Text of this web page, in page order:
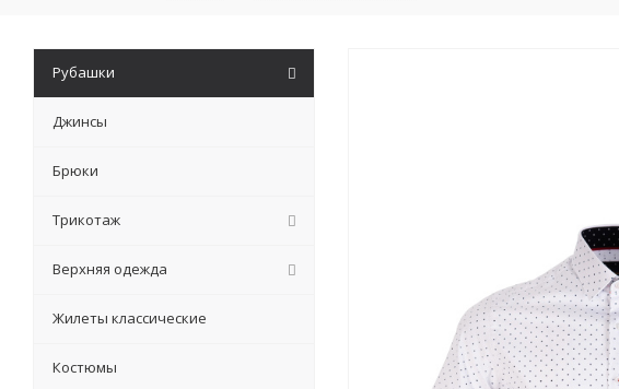
Рубашки
Джинсы
Брюки
Трикотаж
Верхняя одежда
Жилеты классические
Костюмы